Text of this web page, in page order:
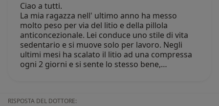
Ciao a tutti.
La mia ragazza nell' ultimo anno ha messo
molto peso per via del litio e della pillola
anticoncezionale. Lei conduce uno stile di vita
sedentario e si muove solo per lavoro. Negli
ultimi mesi ha scalato il litio ad una compressa
ogni 2 giorni e si sente lo stesso bene,…
RISPOSTA DEL DOTTORE: